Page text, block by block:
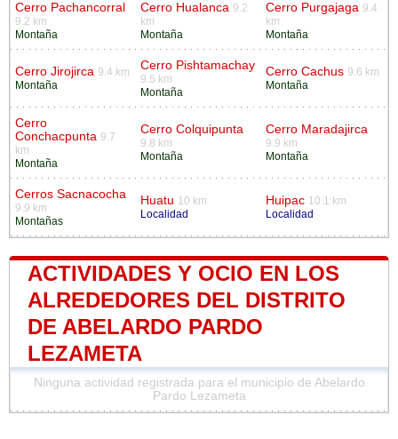
Cerro Pachancorral
9.2 km
Montaña
Cerro Hualanca 9.2
km
Montaña
Cerro Purgajaga 9.4
km
Montaña
Cerro Jirojirca 9.4 km
Montaña
Cerro Pishtamachay
9.5 km
Montaña
Cerro Cachus 9.6 km
Montaña
Cerro
Conchacpunta 9.7
km
Montaña
Cerro Colquipunta
9.8 km
Montaña
Cerro Maradajirca
9.9 km
Montaña
Cerros Sacnacocha
9.9 km
Montañas
Huatu 10 km
Localidad
Huipac 10.1 km
Localidad
ACTIVIDADES Y OCIO EN LOS
ALREDEDORES DEL DISTRITO
DE ABELARDO PARDO
LEZAMETA
Ninguna actividad registrada para el municipio de Abelardo
Pardo Lezameta